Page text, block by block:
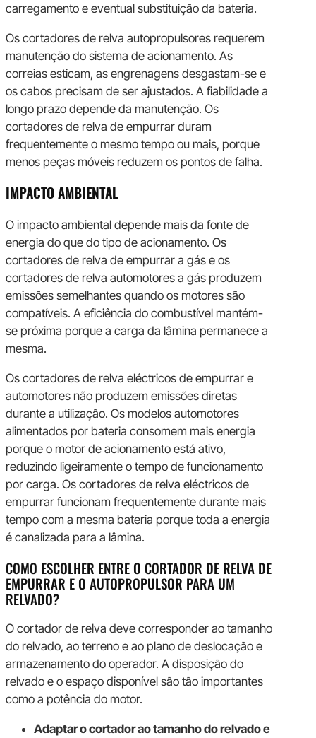
carregamento e eventual substituição da bateria.
Os cortadores de relva autopropulsores requerem
manutenção do sistema de acionamento. As
correias esticam, as engrenagens desgastam-se e
os cabos precisam de ser ajustados. A fiabilidade a
longo prazo depende da manutenção. Os
cortadores de relva de empurrar duram
frequentemente o mesmo tempo ou mais, porque
menos peças móveis reduzem os pontos de falha.
IMPACTO AMBIENTAL
O impacto ambiental depende mais da fonte de
energia do que do tipo de acionamento. Os
cortadores de relva de empurrar a gás e os
cortadores de relva automotores a gás produzem
emissões semelhantes quando os motores são
compatíveis. A eficiência do combustível mantém-
se próxima porque a carga da lâmina permanece a
mesma.
Os cortadores de relva eléctricos de empurrar e
automotores não produzem emissões diretas
durante a utilização. Os modelos automotores
alimentados por bateria consomem mais energia
porque o motor de acionamento está ativo,
reduzindo ligeiramente o tempo de funcionamento
por carga. Os cortadores de relva eléctricos de
empurrar funcionam frequentemente durante mais
tempo com a mesma bateria porque toda a energia
é canalizada para a lâmina.
COMO ESCOLHER ENTRE O CORTADOR DE RELVA DE
EMPURRAR E O AUTOPROPULSOR PARA UM
RELVADO?
O cortador de relva deve corresponder ao tamanho
do relvado, ao terreno e ao plano de deslocação e
armazenamento do operador. A disposição do
relvado e o espaço disponível são tão importantes
como a potência do motor.
Adaptar o cortador ao tamanho do relvado e